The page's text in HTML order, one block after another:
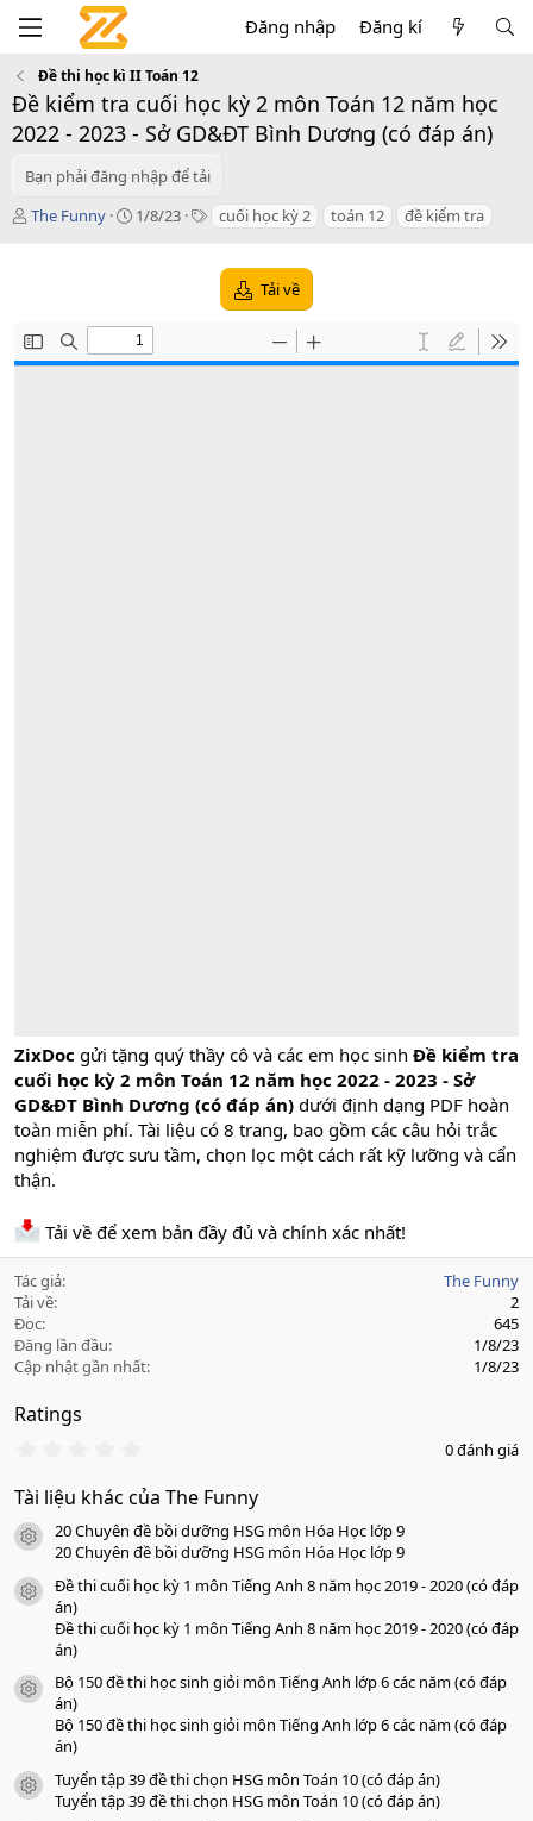
Đăng nhập Đăng kí
Đề thi học kì II Toán 12
Đề kiểm tra cuối học kỳ 2 môn Toán 12 năm học
2022 - 2023 - Sở GD&ĐT Bình Dương (có đáp án)
Bạn phải đăng nhập để tải
T
The Funny
C
o
n
1/8/23
T cuối học kỳ 2 toán 12 đề kiểm tra
Tải về
ZixDoc gửi tặng quý thầy cô và các em học sinh Đề kiểm tra
cuối học kỳ 2 môn Toán 12 năm học 2022 - 2023 - Sở
GD&ĐT Bình Dương (có đáp án) dưới định dạng PDF hoàn
toàn miễn phí. Tài liệu có 8 trang, bao gồm các câu hỏi trắc
nghiệm được sưu tầm, chọn lọc một cách rất kỹ lưỡng và cẩn
thận.
Tải về để xem bản đầy đủ và chính xác nhất!
Tác giả
The Funny
Tải về
2
Đọc
645
Đăng lần đầu
1/8/23
Cập nhật gần nhất
1/8/23
Ratings
0
0
s
a
o
0 đánh giá
Tài liệu khác của The Funny
icon tài liệu
20 Chuyên đề bồi dưỡng HSG môn Hóa Học lớp 9
20 Chuyên đề bồi dưỡng HSG môn Hóa Học lớp 9
icon tài liệu
Đề thi cuối học kỳ 1 môn Tiếng Anh 8 năm học 2019 - 2020 (có đáp
án)
Đề thi cuối học kỳ 1 môn Tiếng Anh 8 năm học 2019 - 2020 (có đáp
án)
icon tài liệu
Bộ 150 đề thi học sinh giỏi môn Tiếng Anh lớp 6 các năm (có đáp
án)
Bộ 150 đề thi học sinh giỏi môn Tiếng Anh lớp 6 các năm (có đáp
án)
icon tài liệu
Tuyển tập 39 đề thi chọn HSG môn Toán 10 (có đáp án)
Tuyển tập 39 đề thi chọn HSG môn Toán 10 (có đáp án)